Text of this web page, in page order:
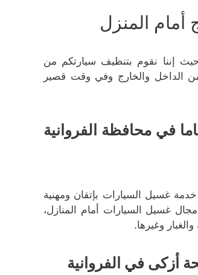
المنزل
إننا نقوم بتنظيف سيارتكم من
من الداخل والخارج وفي وقت قصير
في محافظة الفروانية
غسيل السيارات بإتقان ومهنية
غسيل السيارات أمام المنازل،
وغيرها.
أزكى في الفروانية